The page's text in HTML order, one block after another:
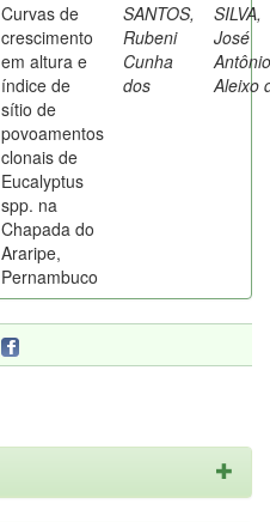
Curvas de
crescimento
em altura e
índice de
sítio de
povoamentos
clonais de
Eucalyptus
spp. na
Chapada do
Araripe,
Pernambuco
SANTOS,
Rubeni
Cunha
dos
SILVA,
José
Antônio
Aleixo